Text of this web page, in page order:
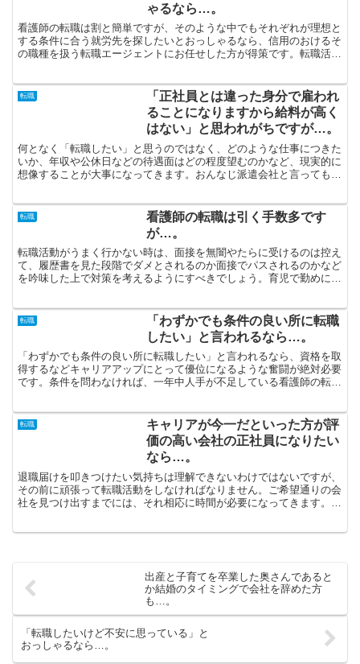
ゃるなら…。
看護師の転職は割と簡単ですが、そのような中でもそれぞれが理想と
する条件に合う就労先を探したいとおっしゃるなら、信用のおけるそ
の職種を扱う転職エージェントにお任せした方が得策です。転職活動
転職
「正社員とは違った身分で雇われ
ることになりますから給料が高く
はない」と思われがちですが…。
何となく「転職したい」と思うのではなく、どのような仕事につきた
いか、年収や公休日などの待遇面はどの程度望むのかなど、現実的に
想像することが大事になってきます。おんなじ派遣会社と言っても、
転職
看護師の転職は引く手数多です
が…。
転職活動がうまく行かない時は、面接を無闇やたらに受けるのは控え
て、履歴書を見た段階でダメとされるのか面接でパスされるのかなど
を吟味した上で対策を考えるようにすべきでしょう。育児で勤めに行
転職
「わずかでも条件の良い所に転職
したい」と言われるなら…。
「わずかでも条件の良い所に転職したい」と言われるなら、資格を取
得するなどキャリアアップにとって優位になるような奮闘が絶対必要
です。条件を問わなければ、一年中人手が不足している看護師の転職
転職
キャリアが今一だといった方が評
価の高い会社の正社員になりたい
なら…。
退職届けを叩きつけたい気持ちは理解できないわけではないですが、
その前に頑張って転職活動をしなければなりません。ご希望通りの会
社を見つけ出すまでには、それ相応に時間が必要になってきます。キ
出産と子育てを卒業した奥さんであると
か結婚のタイミングで会社を辞めた方
も…。
「転職したいけど不安に思っている」と
おっしゃるなら…。